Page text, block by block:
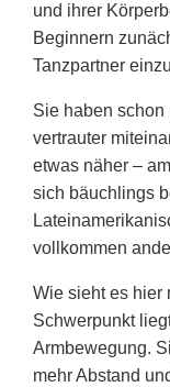
und ihrer
Beginnern
Tanzpartner
Sie haben schon
vertrauter
etwas näher –
sich bäuchlings
vollkommen
Wie sieht es hier
Schwerpunkt
Armbewegung.
mehr Abstand